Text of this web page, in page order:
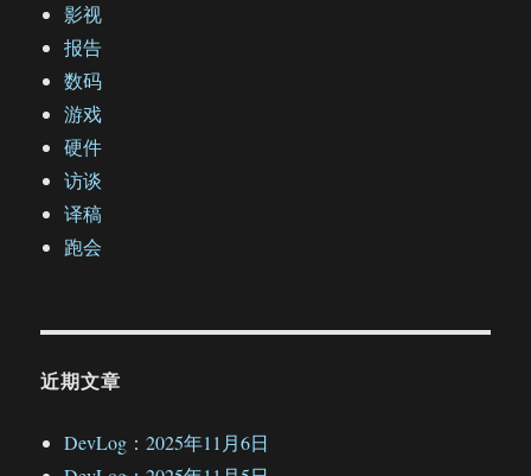
影视
报告
数码
游戏
硬件
访谈
译稿
跑会
近期文章
DevLog：2025年11月6日